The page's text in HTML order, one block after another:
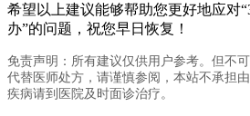
希望以上建议能够帮助您更好地应对
办”的问题，祝您早日恢复！
免责声明：所有建议仅供用户参考。但不
代替医师处方，请谨慎参阅，本站不承担
疾病请到医院及时面诊治疗。